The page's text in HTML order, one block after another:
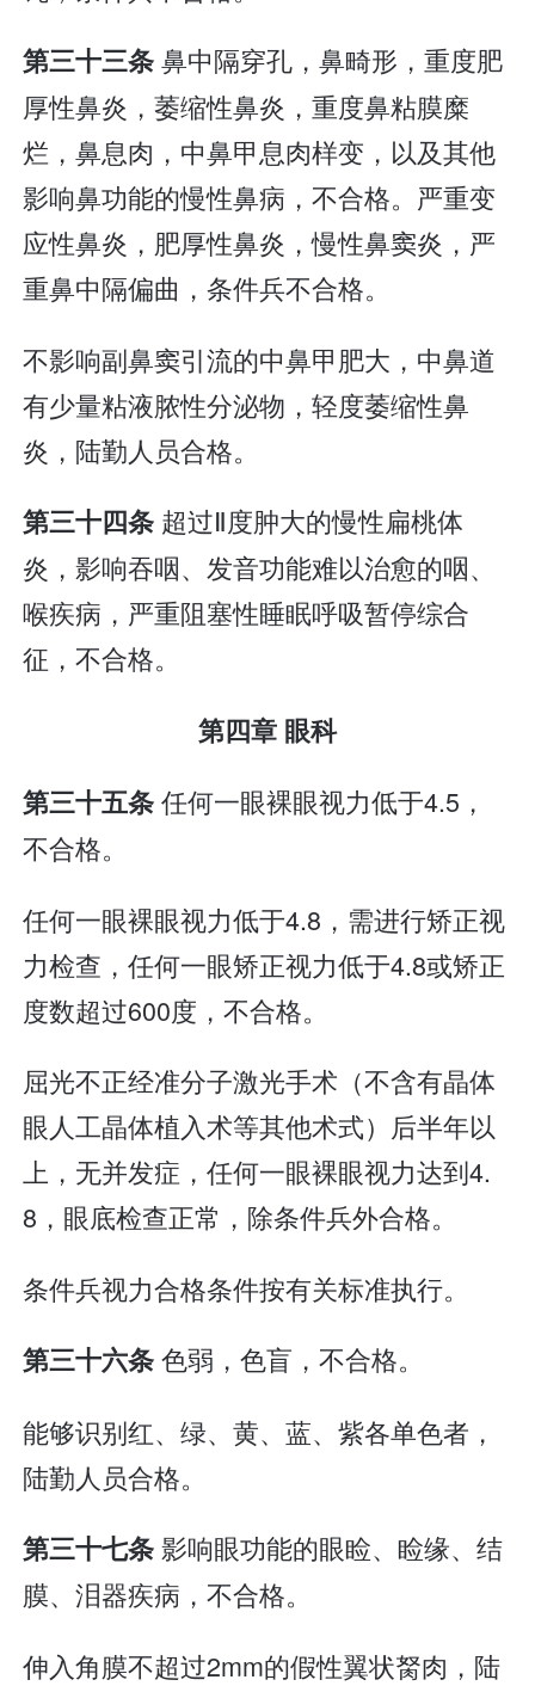
第三十三条鼻中隔穿孔，鼻畸形，重度肥
厚性鼻炎，萎缩性鼻炎，重度鼻粘膜糜
烂，鼻息肉，中鼻甲息肉样变，以及其他
影响鼻功能的慢性鼻病，不合格。严重变
应性鼻炎，肥厚性鼻炎，慢性鼻窦炎，严
重鼻中隔偏曲，条件兵不合格。
不影响副鼻窦引流的中鼻甲肥大，中鼻道
有少量粘液脓性分泌物，轻度萎缩性鼻
炎，陆勤人员合格。
第三十四条 超过Ⅱ度肿大的慢性扁桃体
炎，影响吞咽、发音功能难以治愈的咽、
喉疾病，严重阻塞性睡眠呼吸暂停综合
征，不合格。
第四章 眼科
第三十五条任何一眼裸眼视力低于4.5，
不合格。
任何一眼裸眼视力低于4.8，需进行矫正视
力检查，任何一眼矫正视力低于4.8或矫正
度数超过600度，不合格。
屈光不正经准分子激光手术（不含有晶体
眼人工晶体植入术等其他术式）后半年以
上，无并发症，任何一眼裸眼视力达到4.
8，眼底检查正常，除条件兵外合格。
条件兵视力合格条件按有关标准执行。
第三十六条色弱，色盲，不合格。
能够识别红、绿、黄、蓝、紫各单色者，
陆勤人员合格。
第三十七条影响眼功能的眼睑、睑缘、结
膜、泪器疾病，不合格。
伸入角膜不超过2mm的假性翼状胬肉，陆